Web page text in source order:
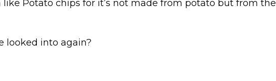
like Potato chips for it’s not made from potato but from the
looked into again?